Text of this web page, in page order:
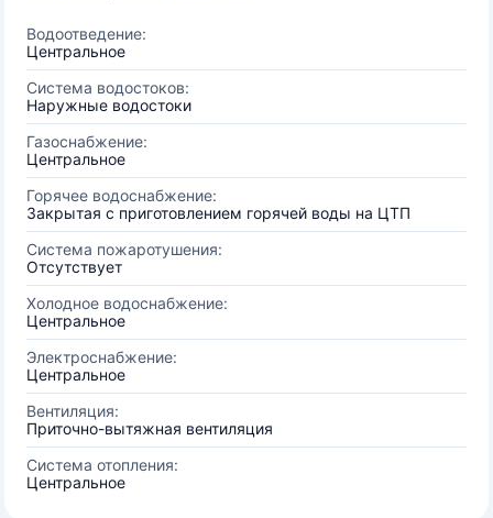
Водоотведение:
Центральное
Система водостоков:
Наружные водостоки
Газоснабжение:
Центральное
Горячее водоснабжение:
Закрытая с приготовлением горячей воды на ЦТП
Система пожаротушения:
Отсутствует
Холодное водоснабжение:
Центральное
Электроснабжение:
Центральное
Вентиляция:
Приточно-вытяжная вентиляция
Система отопления:
Центральное